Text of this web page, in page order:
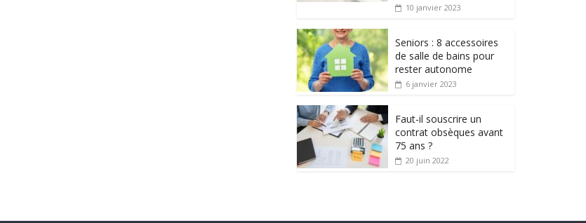
10 janvier 2023
Seniors : 8 accessoires
de salle de bains pour
rester autonome
6 janvier 2023
Faut-il souscrire un
contrat obsèques avant
75 ans ?
20 juin 2022